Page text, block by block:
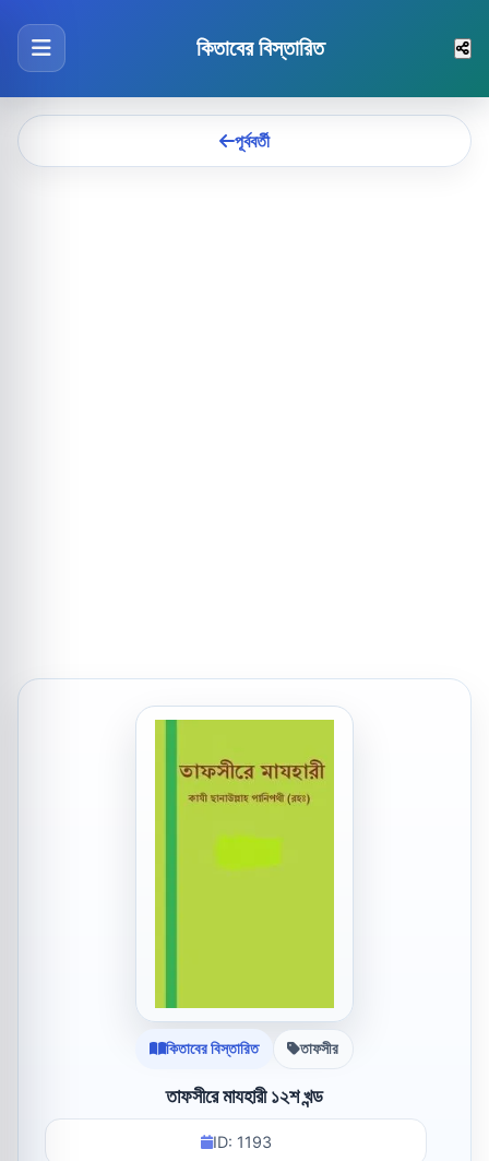
কিতাবের বিস্তারিত
পূর্ববর্তী
কিতাবের বিস্তারিত তাফসীর
তাফসীরে মাযহারী ১২শ খন্ড
ID: 1193